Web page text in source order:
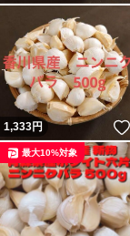
1,333円
最大10%対象